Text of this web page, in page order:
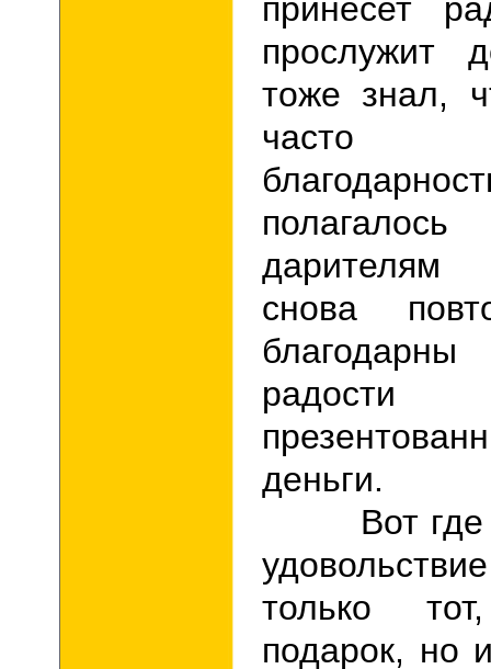
принесет
прослужит
тоже знал,
часто
дарителям
снова
деньги.
Вот где
только
подарок, но